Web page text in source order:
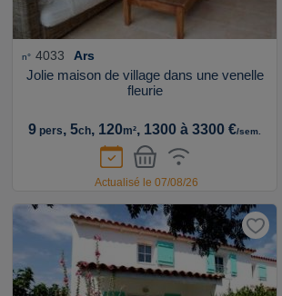
n° 4033 Ars
Jolie maison de village dans une venelle
fleurie
9 pers, 5ch, 120m², 1300 à 3300 €/sem.
Actualisé le 07/08/26